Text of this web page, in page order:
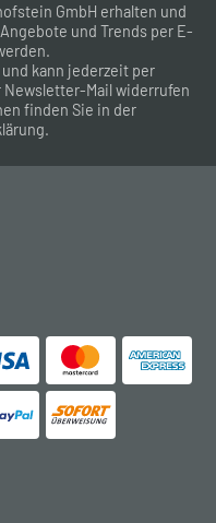
GmbH erhalten und
und Trends per E-
kann jederzeit per
Newsletter-Mail widerrufen
finden Sie in der
.